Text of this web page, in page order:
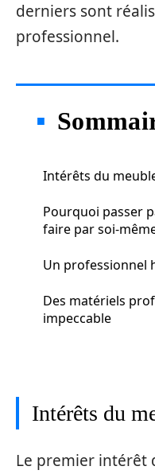
derniers sont
professionnel.
Intérêts du
Pourquoi passer
faire par soi-
Un professionnel
Des matériels
impeccable
Intérêts du
Le premier intérêt